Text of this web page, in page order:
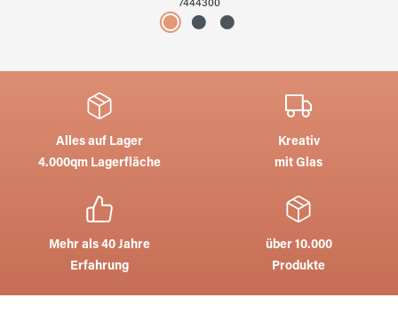
7444300
Alles auf Lager
4.000qm Lagerfläche
Kreativ
mit Glas
Mehr als 40 Jahre
Erfahrung
über 10.000
Produkte